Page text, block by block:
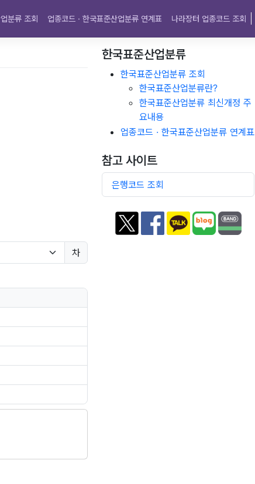
분류 조회 업종코드 · 한국표준산업분류 연계표 나라장터 업종코드 조회
차
한국표준산업분류
한국표준산업분류 조회
한국표준산업분류란?
한국표준산업분류 최신개정 주
요내용
업종코드 · 한국표준산업분류 연계표
참고 사이트
은행코드 조회